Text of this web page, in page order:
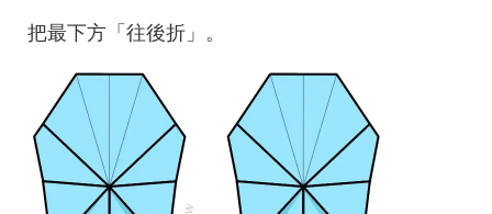
把最下方「往後折」。